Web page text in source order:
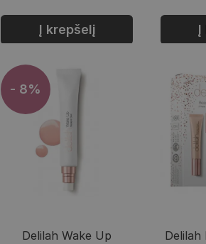
Į krepšelį Į
Delilah Wake Up
- 8%
Delilah